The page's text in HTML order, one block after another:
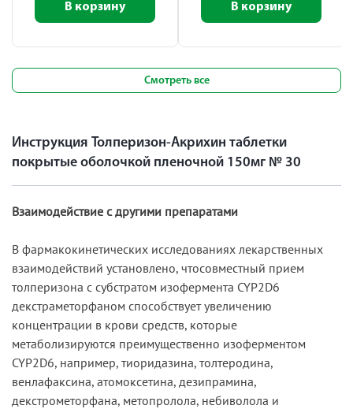
В корзину В корзину
Смотреть все
Инструкция Толперизон-Акрихин таблетки
покрытые оболочкой пленочной 150мг № 30
Взаимодействие с другими препаратами
В фармакокинетических исследованиях лекарственных
взаимодействий установлено, чтосовместный прием
толперизона с субстратом изофермента CYP2D6
декстраметорфаном способствует увеличению
концентрации в крови средств, которые
метаболизируются преимущественно изоферментом
CYP2D6, например, тиоридазина, толтеродина,
венлафаксина, атомоксетина, дезипрамина,
декстрометорфана, метопролола, небиволола и